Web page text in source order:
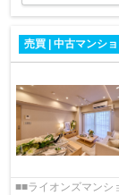
売買 | 中古マンシ
■■ライオンズマンションフェリス三